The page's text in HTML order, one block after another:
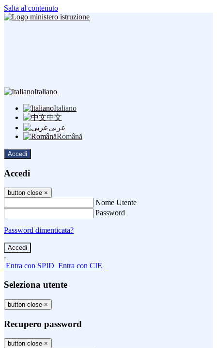
Salta al contenuto
Italiano
Italiano
中文
عربى
Română
Accedi
Accedi
button close ×
Nome Utente
Password
Password dimenticata?
-
Entra con SPID Entra con CIE
Seleziona utente
button close ×
Recupero password
button close ×